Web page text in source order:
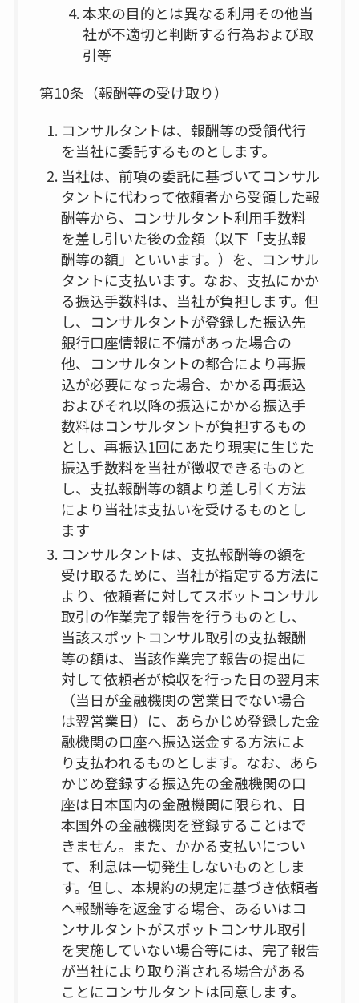
本来の目的とは異なる利用その他当
社が不適切と判断する行為および取
引等
第10条（報酬等の受け取り）
コンサルタントは、報酬等の受領代行
を当社に委託するものとします。
当社は、前項の委託に基づいてコンサル
タントに代わって依頼者から受領した報
酬等から、コンサルタント利用手数料
を差し引いた後の金額（以下「支払報
酬等の額」といいます。）を、コンサル
タントに支払います。なお、支払にかか
る振込手数料は、当社が負担します。但
し、コンサルタントが登録した振込先
銀行口座情報に不備があった場合の
他、コンサルタントの都合により再振
込が必要になった場合、かかる再振込
およびそれ以降の振込にかかる振込手
数料はコンサルタントが負担するもの
とし、再振込1回にあたり現実に生じた
振込手数料を当社が徴収できるものと
し、支払報酬等の額より差し引く方法
により当社は支払いを受けるものとし
ます
コンサルタントは、支払報酬等の額を
受け取るために、当社が指定する方法に
より、依頼者に対してスポットコンサル
取引の作業完了報告を行うものとし、
当該スポットコンサル取引の支払報酬
等の額は、当該作業完了報告の提出に
対して依頼者が検収を行った日の翌月末
（当日が金融機関の営業日でない場合
は翌営業日）に、あらかじめ登録した金
融機関の口座へ振込送金する方法によ
り支払われるものとします。なお、あら
かじめ登録する振込先の金融機関の口
座は日本国内の金融機関に限られ、日
本国外の金融機関を登録することはで
きません。また、かかる支払いについ
て、利息は一切発生しないものとしま
す。但し、本規約の規定に基づき依頼者
へ報酬等を返金する場合、あるいはコ
ンサルタントがスポットコンサル取引
を実施していない場合等には、完了報告
が当社により取り消される場合がある
ことにコンサルタントは同意します。